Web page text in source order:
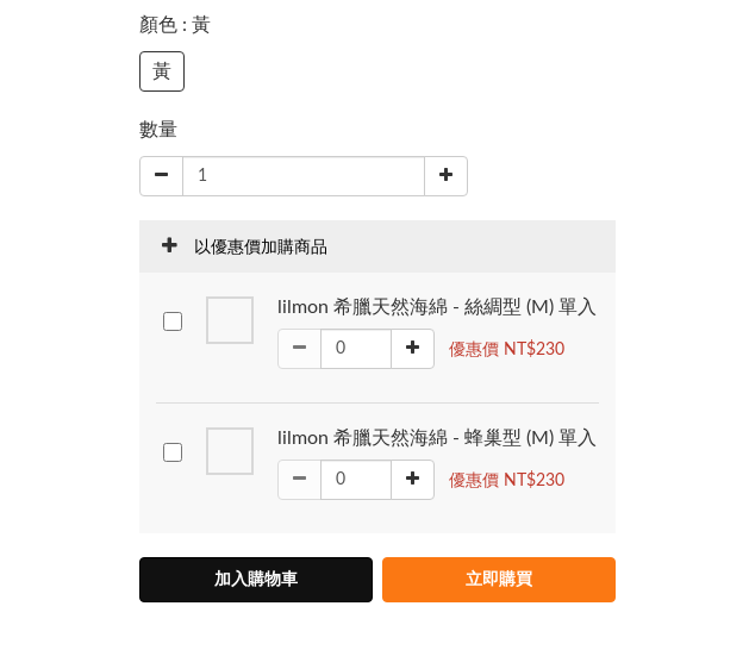
顏色 : 黃
黃
數量
以優惠價加購商品
lilmon 希臘天然海綿 - 絲綢型 (M) 單入
優惠價 NT$230
lilmon 希臘天然海綿 - 蜂巢型 (M) 單入
優惠價 NT$230
加入購物車 立即購買